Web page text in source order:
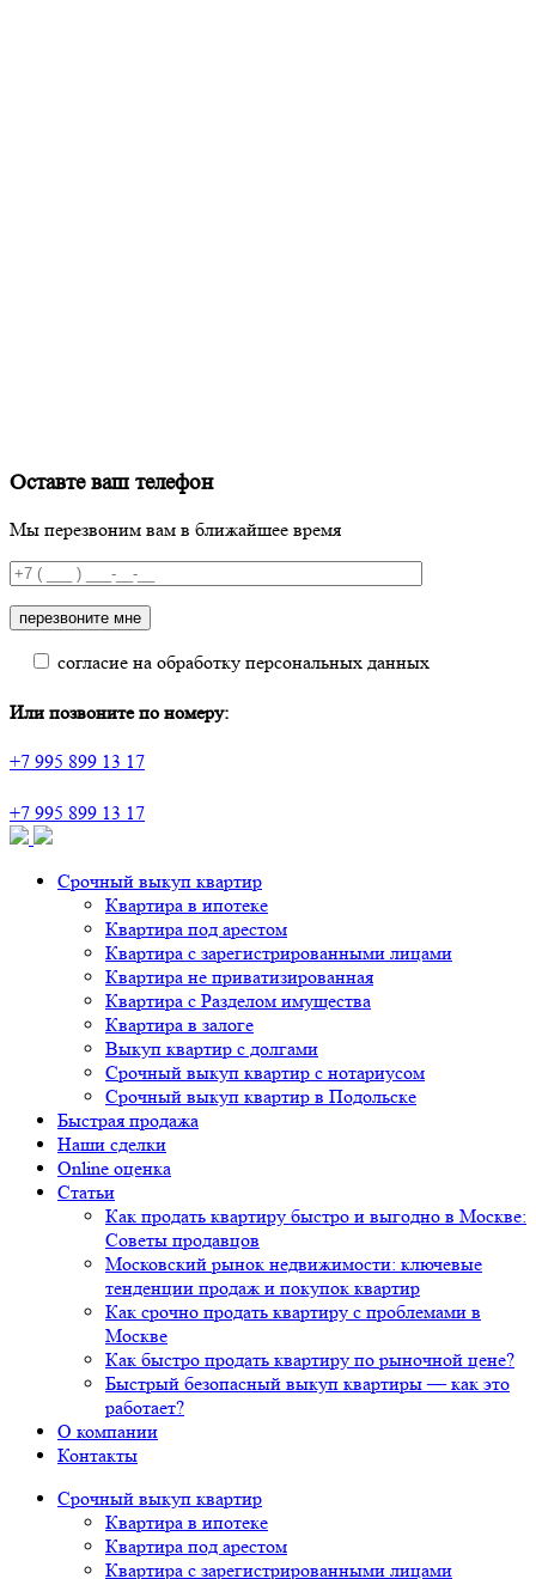
Оставте ваш телефон
Мы перезвоним вам в ближайшее время
согласие на обработку персональных данных
Или позвоните по номеру:
+7 995 899 13 17
+7 995 899 13 17
Срочный выкуп квартир
Квартира в ипотеке
Квартира под арестом
Квартира с зарегистрированными лицами
Квартира не приватизированная
Квартира с Разделом имущества
Квартира в залоге
Выкуп квартир с долгами
Срочный выкуп квартир с нотариусом
Срочный выкуп квартир в Подольске
Быстрая продажа
Наши сделки
Online оценка
Статьи
Как продать квартиру быстро и выгодно в Москве:
Советы продавцов
Московский рынок недвижимости: ключевые
тенденции продаж и покупок квартир
Как срочно продать квартиру с проблемами в
Москве
Как быстро продать квартиру по рыночной цене?
Быстрый безопасный выкуп квартиры — как это
работает?
О компании
Контакты
Срочный выкуп квартир
Квартира в ипотеке
Квартира под арестом
Квартира с зарегистрированными лицами